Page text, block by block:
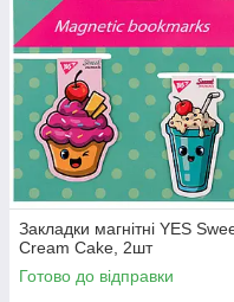
Закладки магнітні YES
Cream Cake, 2шт
Готово до відправки